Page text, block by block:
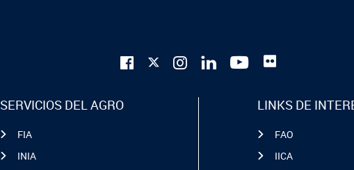
SERVICIOS DEL AGRO
FIA
INIA
LINKS DE
FAO
IICA